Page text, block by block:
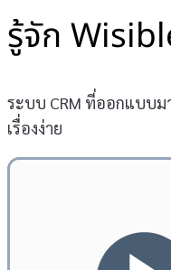
รู้จัก
ระบบ CRM ที่ออกแบบ
เรื่องง่าย